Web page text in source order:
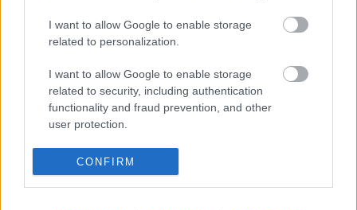
I want to allow Google to enable storage
related to personalization.
I want to allow Google to enable storage
related to security, including authentication
functionality and fraud prevention, and other
user protection.
CONFIRM
A Gyulai István vezette Anton Vezuv 2014-es
bemutatkozó albumával, az Into The Sea-vel
zenekarok táborába került, ráadásul a lemezhez -
konkrétan a Bird című dalhoz - készült klip is eredeti
lett. A 2014 szeptemberében, tehát másfél éve
megjelent album…